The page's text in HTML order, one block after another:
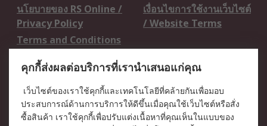
นโยบายของ RS Online /
Privacy Policy
เงื่อนไขการใช้งานเว็บไซต์
/ Website Terms
Terms and Conditions
เกี่ยวกับ RS / About RS
RS ทั่วโลก / RS
Worldwide
ข่าวประชาสัมพันธ์ / Press
Centre
คุกกี้ส่งผลต่อบริการที่เรานำเสนอแก่คุณ
เว็บไซต์ของเราใช้คุกกี้และเทคโนโลยีที่คล้ายกันเพื่อมอบ
ประสบการณ์ด้านการบริการให้ดีขึ้นเมื่อคุณใช้เว็บไซต์หรือสั่ง
ซื้อสินค้า เราใช้คุกกี้เพื่อปรับแต่งเนื้อหาที่คุณเห็นในแบบของ